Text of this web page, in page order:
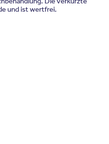
und ist wertfrei.